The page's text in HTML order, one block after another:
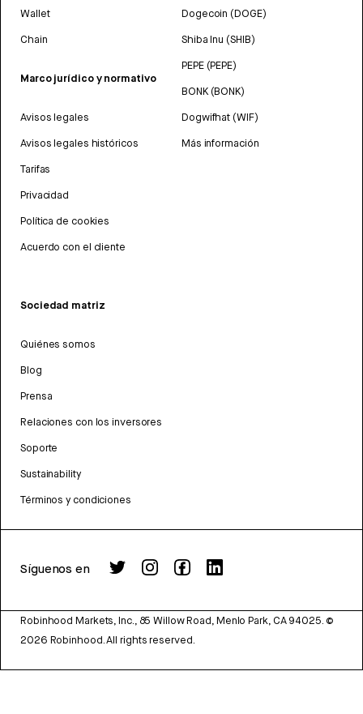
Wallet
Chain
Marco jurídico y normativo
Avisos legales
Avisos legales históricos
Tarifas
Privacidad
Política de cookies
Acuerdo con el cliente
Dogecoin (DOGE)
Shiba Inu (SHIB)
PEPE (PEPE)
BONK (BONK)
Dogwifhat (WIF)
Más información
Sociedad matriz
Quiénes somos
Blog
Prensa
Relaciones con los inversores
Soporte
Sustainability
Términos y condiciones
Síguenos en
Robinhood Markets, Inc., 85 Willow Road, Menlo Park, CA 94025. ©
2026 Robinhood. All rights reserved.